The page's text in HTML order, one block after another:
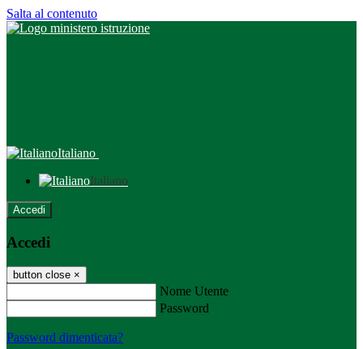
Salta al contenuto
Italiano
Italiano
Accedi
Accedi
button close ×
Nome Utente
Password
Password dimenticata?